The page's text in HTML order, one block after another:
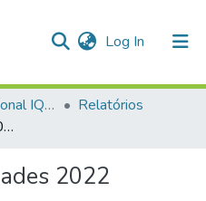
Log In (current)
Repositório Institucional IQSC
Relatórios
Relatório de atividades 2022
2022